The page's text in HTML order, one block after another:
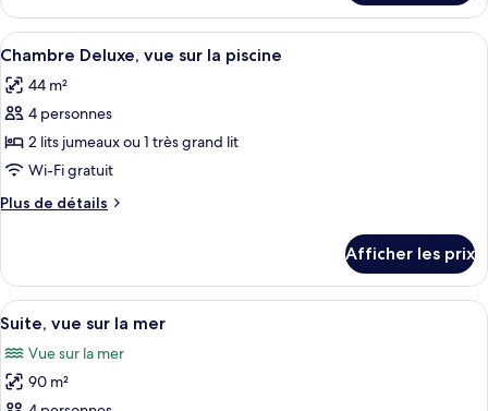
vue
sur
la
montagne
Chambre
Deluxe,
vue
la
montagne
Afficher
toutes
les
photos
pour
ce
type
de
Chambre
Deluxe,
vue
sur
la
piscine
Une chambre d’hôtel spacieuse,
6
Chambre Deluxe, vue sur la piscine
44 m²
4 personnes
2 lits jumeaux ou 1 très grand lit
Wi-Fi gratuit
Plus de détails
Plus
Chambre
Deluxe,
vue
la
piscine
Afficher les prix
Afficher
toutes
les
photos
Une chambre d’hôtel avec un grand
9
Suite, vue sur la mer
Vue sur la mer
90 m²